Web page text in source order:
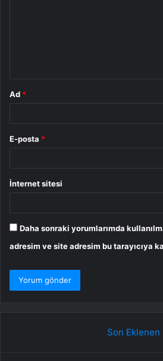
Ad *
E-posta *
İnternet sitesi
Daha sonraki yorumlarımda
adresim ve site adresim bu tarayıcıya
Son Eklenen